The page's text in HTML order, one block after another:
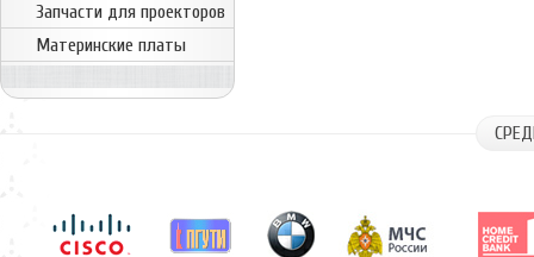
Запчасти для проекторов
Материнские платы